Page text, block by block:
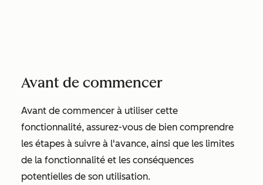
Avant de commencer
Avant de commencer à utiliser cette
fonctionnalité, assurez-vous de bien comprendre
les étapes à suivre à l'avance, ainsi que les limites
de la fonctionnalité et les conséquences
potentielles de son utilisation.